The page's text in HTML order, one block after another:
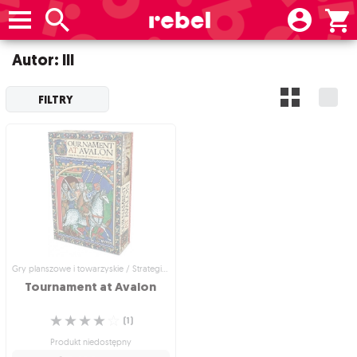
Autor: III
FILTRY
Gry planszowe i towarzyskie / Strategiczne gry planszowe
Tournament at Avalon
☆
☆
☆
☆ (1)
Produkt niedostępny